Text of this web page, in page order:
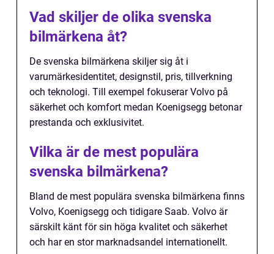
Vad skiljer de olika svenska
bilmärkena åt?
De svenska bilmärkena skiljer sig åt i
varumärkesidentitet, designstil, pris, tillverkning
och teknologi. Till exempel fokuserar Volvo på
säkerhet och komfort medan Koenigsegg betonar
prestanda och exklusivitet.
Vilka är de mest populära
svenska bilmärkena?
Bland de mest populära svenska bilmärkena finns
Volvo, Koenigsegg och tidigare Saab. Volvo är
särskilt känt för sin höga kvalitet och säkerhet
och har en stor marknadsandel internationellt.